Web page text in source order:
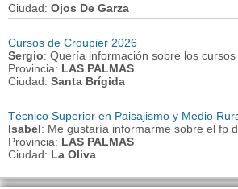
Ciudad: Ojos De Garza
Cursos de Croupier 2026
Sergio: Quería información sobre los cursos
Provincia: LAS PALMAS
Ciudad: Santa Brígida
Técnico Superior en Paisajismo y Medio
Isabel: Me gustaría informarme sobre el fp
Provincia: LAS PALMAS
Ciudad: La Oliva